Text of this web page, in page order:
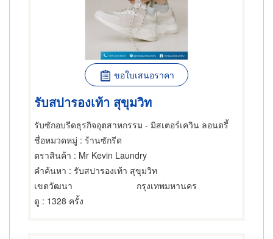
ขอใบเสนอราคา
รับสปารองเท้า สุขุมวิท
รับซักอบรีดธุรกิจอุตสาหกรรม - มิสเตอร์เควิน ลอนดรี้
ชื่อหมวดหมู่ : ร้านซักรีด
ตราสินค้า : Mr Kevin Laundry
คำค้นหา : รับสปารองเท้า สุขุมวิท
เขตวัฒนา
กรุงเทพมหานคร
ดู : 1328 ครั้ง